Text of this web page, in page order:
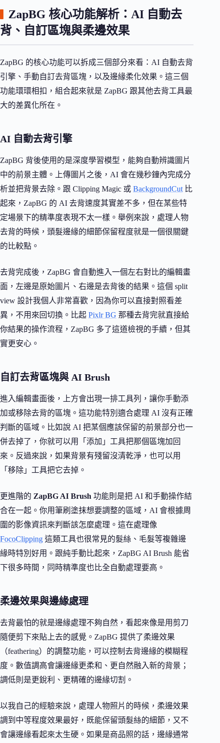
ZapBG 核心功能解析：AI 自動去
背、自訂區塊與柔邊效果
ZapBG 的核心功能可以拆成三個部分來看：AI 自動去背
引擎、手動自訂去背區塊，以及邊緣柔化效果。這三個
功能環環相扣，組合起來就是 ZapBG 跟其他去背工具最
大的差異化所在。
AI 自動去背引擎
ZapBG 背後使用的是深度學習模型，能夠自動辨識圖片
中的前景主體。上傳圖片之後，AI 會在幾秒鐘內完成分
析並把背景去除。跟 Clipping Magic 或 BackgroundCut比
起來，ZapBG 的 AI 去背速度其實差不多，但在某些特
定場景下的精準度表現不太一樣。舉例來說，處理人物
去背的時候，頭髮邊緣的細節保留程度就是一個很關鍵
的比較點。
去背完成後，ZapBG 會自動進入一個左右對比的編輯畫
面，左邊是原始圖片、右邊是去背後的結果。這個 split
view 設計我個人非常喜歡，因為你可以直接對照看差
異，不用來回切換。比起 Pixlr BG 那種去背完就直接給
你結果的操作流程，ZapBG 多了這道檢視的手續，但其
實更安心。
自訂去背區塊與 AI Brush
進入編輯畫面後，上方會出現一排工具列，讓你手動添
加或移除去背的區塊。這功能特別適合處理 AI 沒有正確
判斷的區域。比如說 AI 把某個應該保留的前景部分也一
併去掉了，你就可以用「添加」工具把那個區塊加回
來。反過來說，如果背景有殘留沒清乾淨，也可以用
「移除」工具把它去掉。
更進階的 ZapBG AI Brush 功能則是把 AI 和手動操作結
合在一起。你用筆刷塗抹想要調整的區域，AI 會根據周
圍的影像資訊來判斷該怎麼處理。這在處理像
FocoClipping 這類工具也很常見的髮絲、毛髮等複雜邊
緣時特別好用。跟純手動比起來，ZapBG AI Brush 能省
下很多時間，同時精準度也比全自動處理要高。
柔邊效果與邊緣處理
去背最怕的就是邊緣處理不夠自然，看起來像是用剪刀
隨便剪下來貼上去的感覺。ZapBG 提供了柔邊效果
（feathering）的調整功能，可以控制去背邊緣的模糊程
度。數值調高會讓邊緣更柔和、更自然融入新的背景；
調低則是更銳利、更精確的邊緣切割。
以我自己的經驗來說，處理人物照片的時候，柔邊效果
調到中等程度效果最好，既能保留頭髮絲的細節，又不
會讓邊緣看起來太生硬。如果是商品照的話，邊緣通常